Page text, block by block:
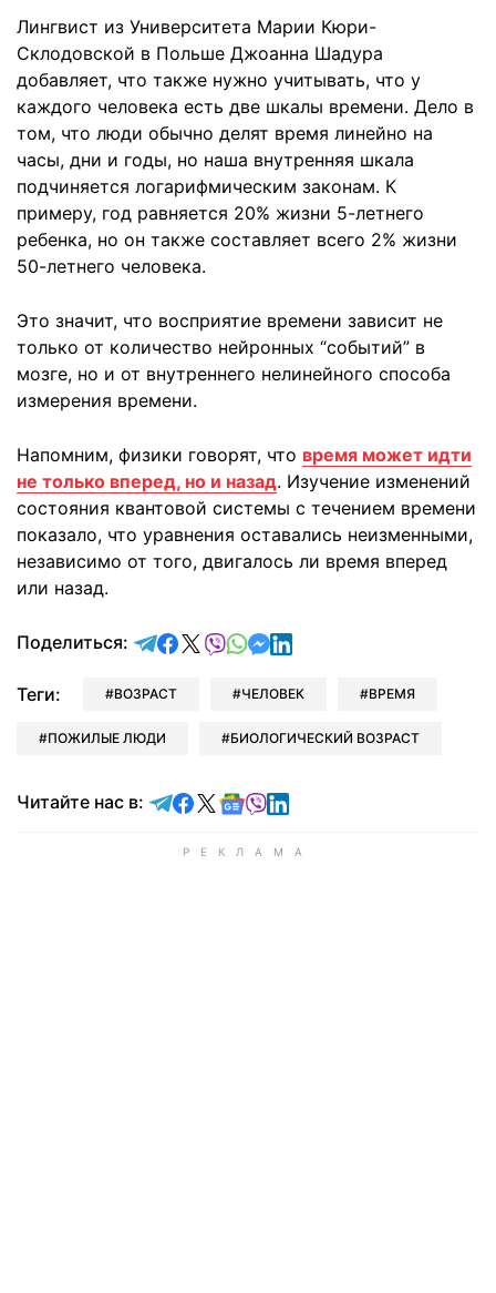
Лингвист из Университета Марии Кюри-
Склодовской в ​​Польше Джоанна Шадура
добавляет, что также нужно учитывать, что у
каждого человека есть две шкалы времени. Дело в
том, что люди обычно делят время линейно на
часы, дни и годы, но наша внутренняя шкала
подчиняется логарифмическим законам. К
примеру, год равняется 20% жизни 5-летнего
ребенка, но он также составляет всего 2% жизни
50-летнего человека.
Это значит, что восприятие времени зависит не
только от количество нейронных “событий” в
мозге, но и от внутреннего нелинейного способа
измерения времени.
Напомним, физики говорят, что время может идти
не только вперед, но и назад. Изучение изменений
состояния квантовой системы с течением времени
показало, что уравнения оставались неизменными,
независимо от того, двигалось ли время вперед
или назад.
Поделиться: отправить в Telegram
поделиться в Facebook
поделиться в X
отправить в Viber
отправить в Whatsapp
отправить в Messenger
отправить в LinkedIn
Теги: ВОЗРАСТ ЧЕЛОВЕК ВРЕМЯ
ПОЖИЛЫЕ ЛЮДИ БИОЛОГИЧЕСКИЙ ВОЗРАСТ
Читайте нас в: Читайте в Telegram
Читайте в Facebook
Читайте в X
Читайте в Google news
Читайте в Viber
Читайте в LinkedIn